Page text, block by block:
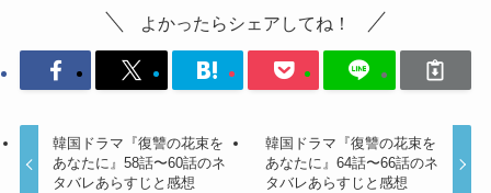
よかったらシェアしてね！
韓国ドラマ『復讐の花束を
あなたに』58話〜60話のネ
タバレあらすじと感想
韓国ドラマ『復讐の花束を
あなたに』64話〜66話のネ
タバレあらすじと感想